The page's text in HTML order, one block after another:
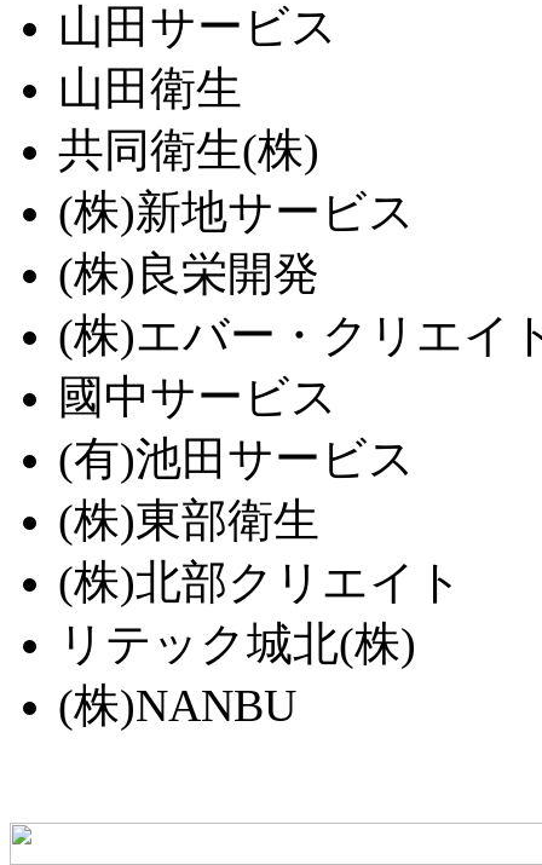
山田サービス
山田衛生
共同衛生(株)
(株)新地サービス
(株)良栄開発
(株)エバー・クリエイ
國中サービス
(有)池田サービス
(株)東部衛生
(株)北部クリエイト
リテック城北(株)
(株)NANBU